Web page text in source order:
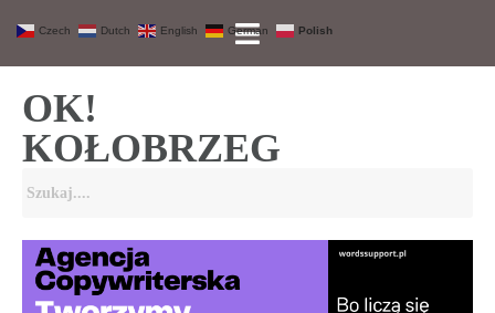
OK!
KOŁOBRZEG
Czech Dutch English German Polish